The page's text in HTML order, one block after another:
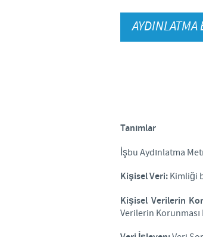
AYDINLATMA
Tanımlar
İşbu Aydınlatma
Kişisel Veri: Kimliği
Kişisel Verilerin
Verilerin Korunması